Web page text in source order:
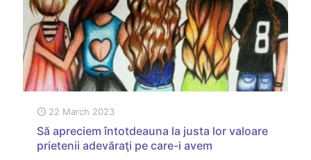
22 March 2023
Să apreciem întotdeauna la justa lor valoare
prietenii adevăraţi pe care-i avem